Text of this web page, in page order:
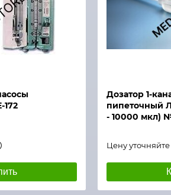
172
Дозатор 1-
пипеточный
- 10000 мкл)
Цену уточняйте